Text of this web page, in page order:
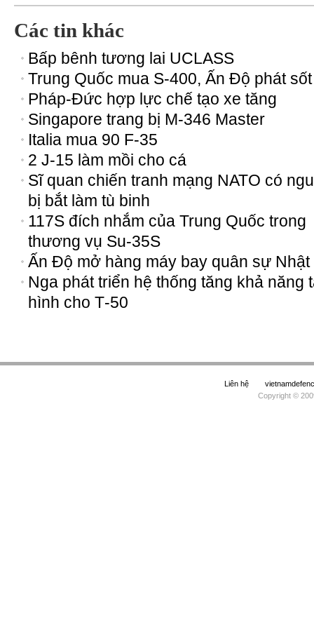
Các tin khác
Bấp bênh tương lai UCLASS
Trung Quốc mua S-400, Ấn Độ phát sốt
Pháp-Đức hợp lực chế tạo xe tăng
Singapore trang bị M-346 Master
Italia mua 90 F-35
2 J-15 làm mồi cho cá
Sĩ quan chiến tranh mạng NATO có
bị bắt làm tù binh
117S đích nhắm của Trung Quốc trong
thương vụ Su-35S
Ấn Độ mở hàng máy bay quân sự Nhật
Nga phát triển hệ thống tăng khả năng
hình cho Т-50
Liên hệ
Copyright ©